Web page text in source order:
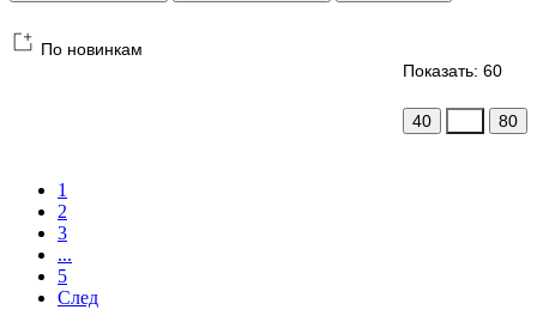
По новинкам
Показать: 60
40 80
1
2
3
...
5
След